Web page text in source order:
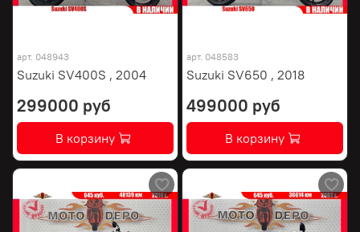
арт. 048943
Suzuki SV400S , 2004
299000 руб
В корзину
арт. 048583
Suzuki SV650 , 2018
499000 руб
В корзину